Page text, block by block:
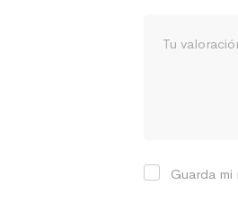
Guarda